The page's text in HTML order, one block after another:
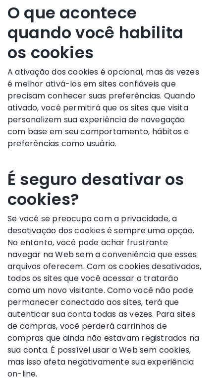
O que acontece
quando você habilita
os cookies
A ativação dos cookies é opcional, mas às vezes
é melhor ativá-los em sites confiáveis que
precisam conhecer suas preferências. Quando
ativado, você permitirá que os sites que visita
personalizem sua experiência de navegação
com base em seu comportamento, hábitos e
preferências como usuário.
É seguro desativar os
cookies?
Se você se preocupa com a privacidade, a
desativação dos cookies é sempre uma opção.
No entanto, você pode achar frustrante
navegar na Web sem a conveniência que esses
arquivos oferecem. Com os cookies desativados,
todos os sites que você acessar o tratarão
como um novo visitante. Como você não pode
permanecer conectado aos sites, terá que
autenticar sua conta todas as vezes. Para sites
de compras, você perderá carrinhos de
compras que ainda não estavam registrados na
sua conta. É possível usar a Web sem cookies,
mas isso afeta negativamente sua experiência
on-line.